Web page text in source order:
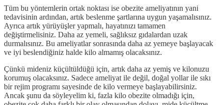
Tüm bu yöntemlerin ortak noktası ise obezite ameliyatının yani
tedavisinin ardından, artık beslenme şartlarına uygun yaşamalısınız.
Ayrıca artık yürüyüşler yapmalı, hayatınızı tamamen
değiştirmelisiniz. Daha az yemeli, sağlıksız gıdalardan uzak
durmalısınız. Bu ameliyatlar sonrasında daha az yemeye başlayacak
ve iyi beslendiğiniz halde kilo almamış olacaksınız.
Çünkü mideniz küçültüldüğü için, artık daha az yemiş ve kilonuzu
korumuş olacaksınız. Sadece ameliyat ile değil, doğal yollar ile sıkı
bir rejim programı sayesinde de kilo vermeye başlayabilirsiniz.
Ancak şunu da söyleyelim ki, fazla kilo obezite olmadığı için,